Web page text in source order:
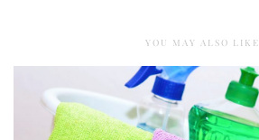
YOU MAY ALSO LIKE